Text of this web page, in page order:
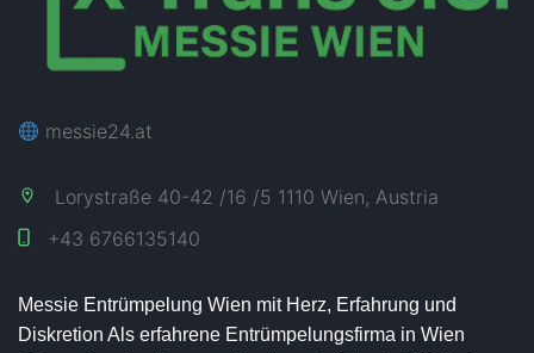
messie24.at
Lorystraße 40-42 /16 /5 1110 Wien, Austria
+43 6766135140
Messie Entrümpelung Wien mit Herz, Erfahrung und
Diskretion Als erfahrene Entrümpelungsfirma in Wien